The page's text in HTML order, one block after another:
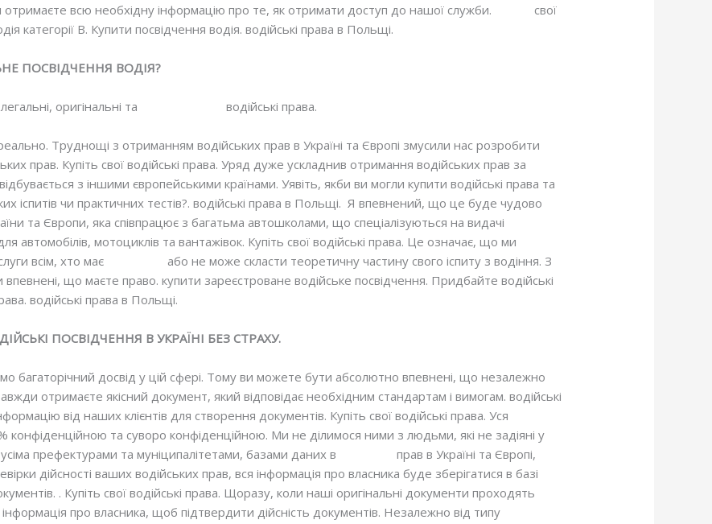
отримаєте всю необхідну інформацію про те, як отримати доступ до нашої служби.
свої
категорії В. Купити посвідчення водія. водійські права в Польщі.
ПОСВІДЧЕННЯ ВОДІЯ?
оригінальні та водійські права.
Труднощі з отриманням водійських прав в Україні та Європі змусили нас розробити
прав. Купіть свої водійські права. Уряд дуже ускладнив отримання водійських прав за
з іншими європейськими країнами. Уявіть, якби ви могли купити водійські права та
іспитів чи практичних тестів?. водійські права в Польщі. Я впевнений, що це буде чудово
та Європи, яка співпрацює з багатьма автошколами, що спеціалізуються на видачі
автомобілів, мотоциклів та вантажівок. Купіть свої водійські права. Це означає, що ми
всім, хто має
або не може скласти теоретичну частину свого іспиту з водіння. З
що маєте право. купити зареєстроване водійське посвідчення. Придбайте водійські
водійські права в Польщі.
ПОСВІДЧЕННЯ В УКРАЇНІ БЕЗ СТРАХУ.
багаторічний досвід у цій сфері. Тому ви можете бути абсолютно впевнені, що незалежно
отримаєте якісний документ, який відповідає необхідним стандартам і вимогам. водійські
від наших клієнтів для створення документів. Купіть свої водійські права. Уся
конфіденційною та суворо конфіденційною. Ми не ділимося ними з людьми, які не задіяні у
префектурами та муніципалітетами, базами даних в
прав в Україні та Європі,
дійсності ваших водійських прав, вся інформація про власника буде зберігатися в базі
. Купіть свої водійські права. Щоразу, коли наші оригінальні документи проходять
про власника, щоб підтвердити дійсність документів. Незалежно від типу